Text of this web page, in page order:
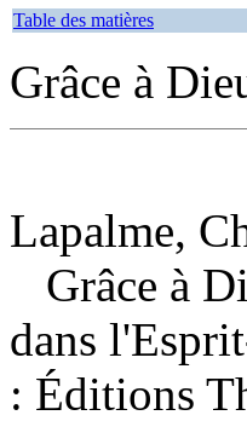
Table des matières
Grâce à
Lapalme,
Grâce à
dans
: Éditions